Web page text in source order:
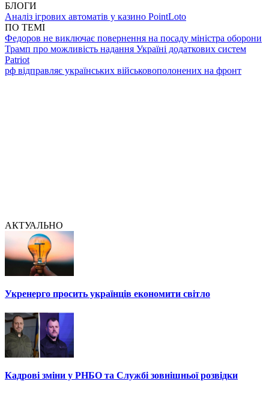
БЛОГИ
Аналіз ігрових автоматів у казино PointLoto
ПО ТЕМІ
Федоров не виключає повернення на посаду міністра оборони
Трамп про можливість надання Україні додаткових систем
Patriot
рф відправляє українських військовополонених на фронт
АКТУАЛЬНО
Укренерго просить українців економити світло
Кадрові зміни у РНБО та Службі зовнішньої розвідки